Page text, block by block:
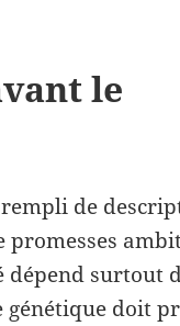
le
de
promesses
dépend surtout
génétique doit